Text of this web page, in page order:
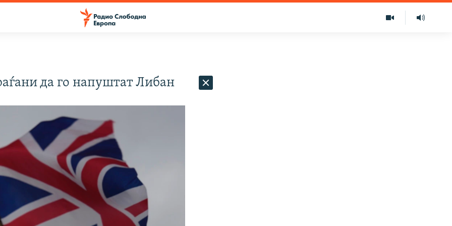
да го напуштат Либан